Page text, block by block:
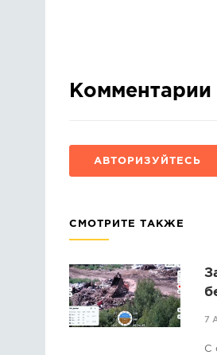
Комментарии
АВТОРИЗУЙТЕСЬ
СМОТРИТЕ ТАКЖЕ
7
С